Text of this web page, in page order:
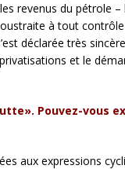
revenus du pétrole –
à tout
déclarée très
et le
Pouvez-vous
aux expressions